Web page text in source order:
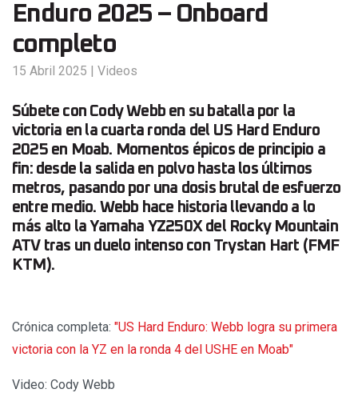
Enduro 2025 – Onboard
completo
15 Abril 2025 | Videos
Súbete con Cody Webb en su batalla por la
victoria en la cuarta ronda del US Hard Enduro
2025 en Moab. Momentos épicos de principio a
fin: desde la salida en polvo hasta los últimos
metros, pasando por una dosis brutal de esfuerzo
entre medio. Webb hace historia llevando a lo
más alto la Yamaha YZ250X del Rocky Mountain
ATV tras un duelo intenso con Trystan Hart (FMF
KTM).
Crónica completa: "US Hard Enduro: Webb logra su primera
victoria con la YZ en la ronda 4 del USHE en Moab"
Video: Cody Webb